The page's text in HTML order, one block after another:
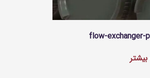
flow-exchanger-